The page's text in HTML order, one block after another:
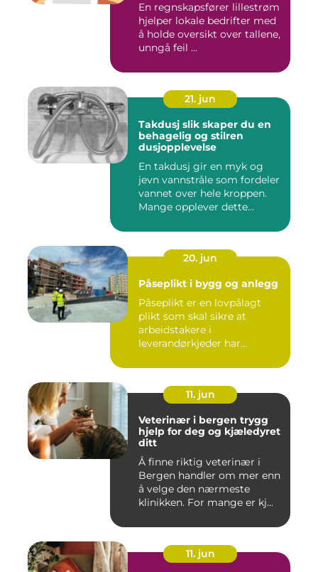
En regnskapsfører lillestrøm
hjelper lokale bedrifter med
å holde oversikt over tallene,
unngå feil ...
21. jun
Takdusj slik skaper du en
behagelig og stilren
dusjopplevelse
En takdusj gir en myk og
jevn vannstråle som fordeler
vannet over hele kroppen.
Mange opplever dette...
20. jun
Påseplikt i bygg og anlegg
Påseplikt er en lovpålagt
plikt som skal sikre at
arbeidstakere i
leverandørkjeder har
11. jun
Veterinær i bergen trygg
hjelp for deg og kjæledyret
ditt
Å finne riktig veterinær i
Bergen handler om mer enn
å velge den nærmeste
klinikken. For mange er kj...
11. jun